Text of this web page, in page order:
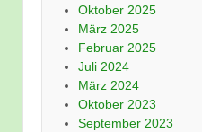
Oktober 2025
März 2025
Februar 2025
Juli 2024
März 2024
Oktober 2023
September 2023